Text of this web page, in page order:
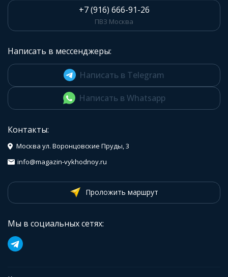
+7 (916) 666-91-26
ПВЗ Москва
Написать в мессенджеры:
Написать в Telegram
Написать в Whatsapp
Контакты:
Москва ул. Воронцовские Пруды, 3
info@magazin-vykhodnoy.ru
Проложить маршрут
Мы в социальных сетях: